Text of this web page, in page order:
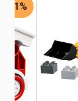
71% -